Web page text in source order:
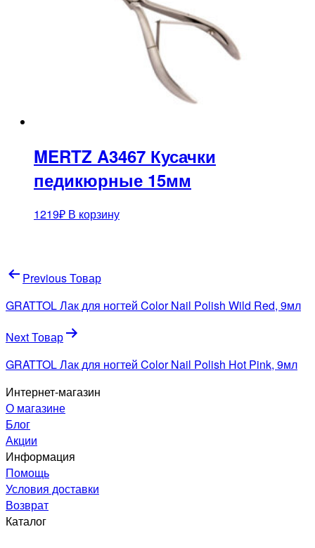
MERTZ A3467 Кусачки
педикюрные 15мм
1219₽ В корзину
Навигация
по
записям
Previous Товар
GRATTOL Лак для ногтей Color Nail Polish Wild Red, 9мл
Next Товар
GRATTOL Лак для ногтей Color Nail Polish Hot Pink, 9мл
Интернет-магазин
О магазине
Блог
Акции
Информация
Помощь
Условия доставки
Возврат
Каталог